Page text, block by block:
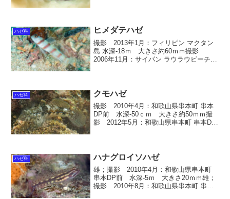
ハゼ科 ヒメダテハゼ
撮影 2013年1月：フィリピン マクタン
島 水深-18ｍ 大きさ約60ｍｍ撮影
2006年11月：サイパン ラウラウビーチ
ハゼ科 クモハゼ
撮影 2010年4月：和歌山県串本町 串本
DP前 水深-50ｃｍ 大きさ約50ｍｍ撮
影 2012年5月：和歌山県串本町 串本DP
ハゼ科 ハナグロイソハゼ
雄；撮影 2010年4月：和歌山県串本町
串本DP前 水深-5ｍ 大きさ20ｍｍ雄；
撮影 2010年8月：和歌山県串本町 串本